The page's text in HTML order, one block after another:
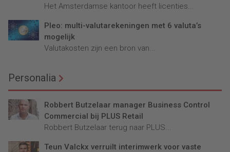
Het Amsterdamse kantoor heeft licenties...
Pleo: multi-valutarekeningen met 6 valuta’s
mogelijk
Valutakosten zijn een bron van...
Personalia
Robbert Butzelaar manager Business Control
Commercial bij PLUS Retail
Robbert Butzelaar terug naar PLUS...
Teun Valckx verruilt interimwerk voor vaste